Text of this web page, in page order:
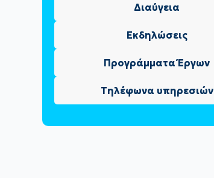
Διαύγεια
Εκδηλώσεις
Προγράμματα Έργων
Τηλέφωνα υπηρεσιών